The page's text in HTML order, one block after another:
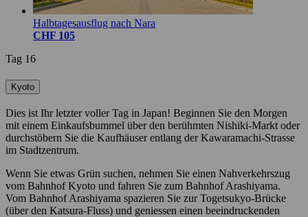
Halbtagesausflug nach Nara
CHF 105
Tag 16
Kyoto
Dies ist Ihr letzter voller Tag in Japan! Beginnen Sie den Morgen
mit einem Einkaufsbummel über den berühmten Nishiki-Markt oder
durchstöbern Sie die Kaufhäuser entlang der Kawaramachi-Strasse
im Stadtzentrum.
Wenn Sie etwas Grün suchen, nehmen Sie einen Nahverkehrszug
vom Bahnhof Kyoto und fahren Sie zum Bahnhof Arashiyama.
Vom Bahnhof Arashiyama spazieren Sie zur Togetsukyo-Brücke
(über den Katsura-Fluss) und geniessen einen beeindruckenden